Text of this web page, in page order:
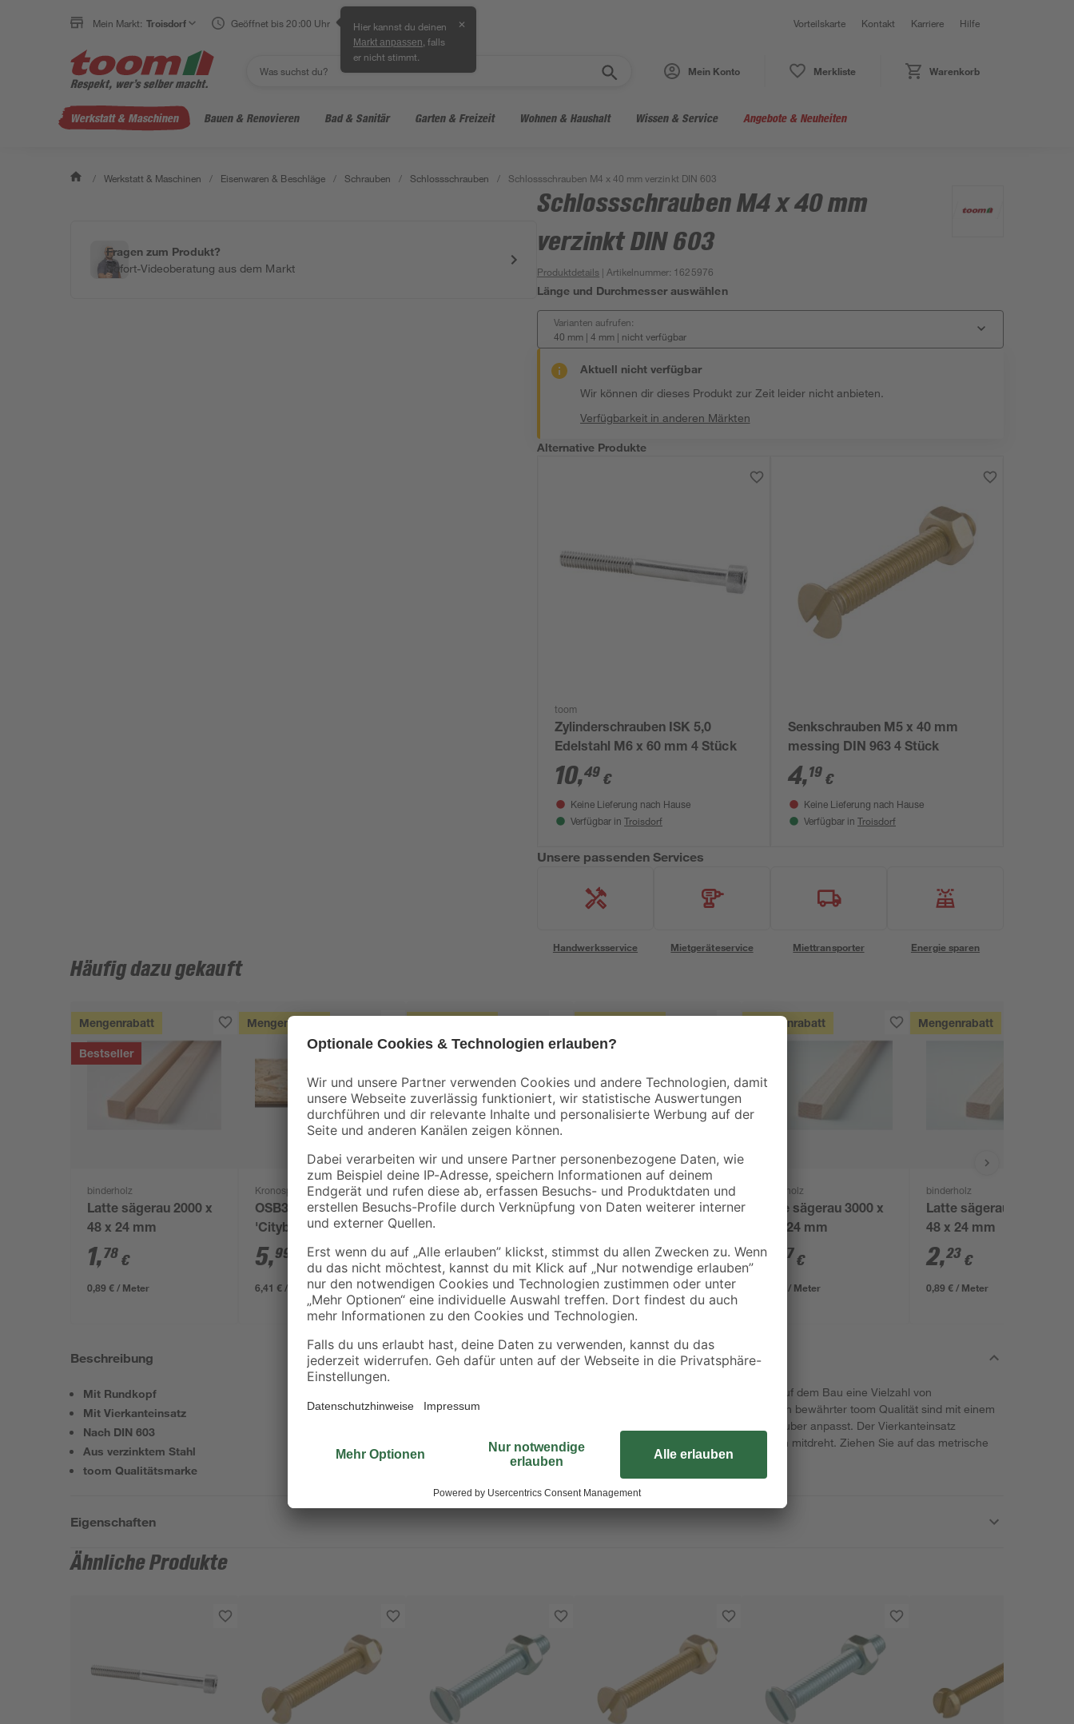
Mein Markt: Troisdorf Geöffnet bis 20:00 Uhr Hier kannst du deinen
Markt anpassen , falls
er nicht stimmt.
✕ Vorteilskarte Kontakt Karriere Hilfe
Mein Konto Merkliste Warenkorb
Werkstatt & Maschinen Bauen & Renovieren Bad & Sanitär Garten & Freizeit Wohnen & Haushalt Wissen & Service Angebote & Neuheiten
/ Werkstatt & Maschinen / Eisenwaren & Beschläge / Schrauben / Schlossschrauben / Schlossschrauben M4 x 40 mm verzinkt DIN 603
Fragen zum Produkt?
Sofort-Videoberatung aus dem Markt
Schlossschrauben M4 x 40 mm
verzinkt DIN 603
Produktdetails | Artikelnummer: 1625976
Länge und Durchmesser auswählen
Varianten aufrufen:
40 mm | 4 mm | nicht verfügbar
Aktuell nicht verfügbar
Wir können dir dieses Produkt zur Zeit leider nicht anbieten.
Verfügbarkeit in anderen Märkten
Alternative Produkte
toom
Zylinderschrauben ISK 5,0
Edelstahl M6 x 60 mm 4 Stück
10,49 €
Keine Lieferung nach Hause
Verfügbar in Troisdorf
Senkschrauben M5 x 40 mm
messing DIN 963 4 Stück
4,19 €
Keine Lieferung nach Hause
Verfügbar in Troisdorf
Unsere passenden Services
Handwerksservice Mietgeräteservice Miettransporter Energie sparen
Häufig dazu gekauft
Mengenrabatt
Bestseller
binderholz
Latte sägerau 2000 x
48 x 24 mm
1,78 €
0,89 € / Meter
Mengenrabatt
Kronospan
OSB3-Verlegeplatte
'Cityboard'
ungeschliffen 1690 x
634 x 12 mm
5,99
/ m²
6,41 € / Pack
binderholz
Rahmen sägerau
2000 x 58 x 38 mm
3,98 €
1,99 € / Meter
Kronospan
OSB3-Verlegeplatte
ungeschliffen 1690 x
634 x 15 mm
7,59 €/ m²
8,12 € / Pack
Mengenrabatt
binderholz
Latte sägerau 3000 x
48 x 24 mm
2 67€
0,89 € / Meter
Mengenrabatt
binderholz
Latte sägerau 2500 x
48 x 24 mm
2,23 €
0,89 € / Meter
Beschreibung
Mit Rundkopf
Mit Vierkanteinsatz
Nach DIN 603
Aus verzinktem Stahl
toom Qualitätsmarke
Schlossschrauben finden in der Werkstatt und auf dem Bau eine Vielzahl von
Anwendungsmöglichkeiten. Unsere Schrauben in bewährter toom Qualität sind mit einem
Rundkopf versehen, der sich dem Werkstück sauber anpasst. Der Vierkanteinsatz
verhindert, dass sich die Schraube beim Fixieren mitdreht. Ziehen Sie auf das metrische
Gewinde Muttern der Größe M4 auf.
Eigenschaften
Ähnliche Produkte